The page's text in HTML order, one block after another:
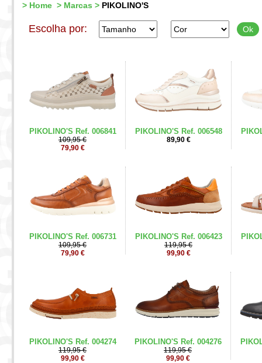
> Home > Marcas > PIKOLINO'S
Escolha por:
PIKOLINO'S Ref. 006841
109,95 €
79,90 €
PIKOLINO'S Ref. 006548
89,90 €
PIKOLINO'S Ref. 006731
109,95 €
79,90 €
PIKOLINO'S Ref. 006423
119,95 €
99,90 €
PIKOLINO'S Ref. 004274
119,95 €
99,90 €
PIKOLINO'S Ref. 004276
119,95 €
99,90 €